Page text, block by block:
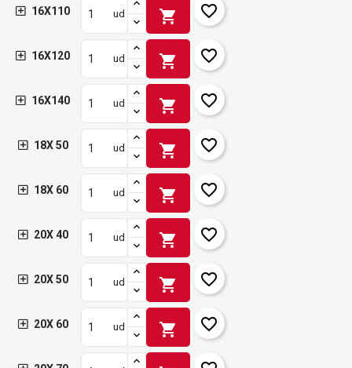
16X110 ud shopping_cart favorite_border
16X120 ud shopping_cart favorite_border
16X140 ud shopping_cart favorite_border
18X 50 ud shopping_cart favorite_border
18X 60 ud shopping_cart favorite_border
20X 40 ud shopping_cart favorite_border
20X 50 ud shopping_cart favorite_border
20X 60 ud shopping_cart favorite_border